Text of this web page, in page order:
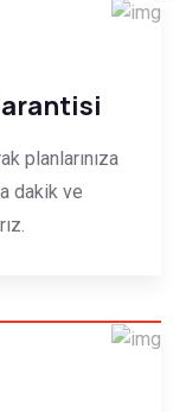
planlarınıza
dakik ve